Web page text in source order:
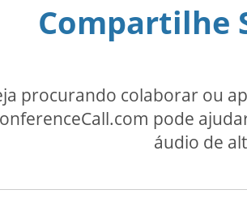
Compartilhe
procurando colaborar ou
pode
áudio de